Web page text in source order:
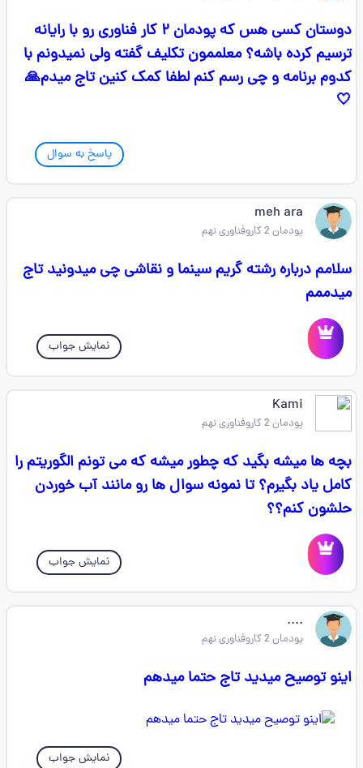
دوستان کسی هس که پودمان ۲ کار فناوری رو با رایانه
ترسیم کرده باشه؟ معلممون تکلیف گفته ولی نمیدونم با
کدوم برنامه و چی رسم کنم لطفا کمک کنین تاج میدم🙏
🤍
پاسخ به سوال
meh ara
پودمان 2 کاروفناوری نهم
سلامم درباره رشته گریم سینما و نقاشی چی میدونید تاج
میدممم
نمایش جواب
Kami
پودمان 2 کاروفناوری نهم
بچه ها میشه بگید که چطور میشه که می تونم الگوریتم را
کامل یاد بگیرم؟ تا نمونه سوال ها رو مانند آب خوردن
حلشون کنم؟؟
نمایش جواب
....
پودمان 2 کاروفناوری نهم
اینو توصیح میدید تاج حتما میدهم
نمایش جواب